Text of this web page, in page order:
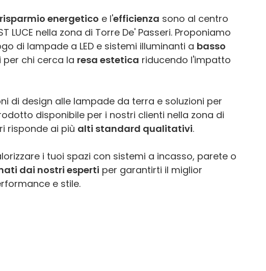
energetico e l'efficienza sono al centro
LUCE nella zona di Torre De' Passeri. Proponiamo
di lampade a LED e sistemi illuminanti a basso
per chi cerca la resa estetica riducendo l'impatto
di design alle lampade da terra e soluzioni per
disponibile per i nostri clienti nella zona di
risponde ai più alti standard qualitativi.
i tuoi spazi con sistemi a incasso, parete o
dai nostri esperti per garantirti il miglior
e stile.